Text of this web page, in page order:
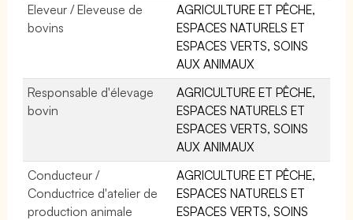
Eleveur / Eleveuse de
bovins
AGRICULTURE ET PÊCHE,
ESPACES NATURELS ET
ESPACES VERTS, SOINS
AUX ANIMAUX
Responsable d'élevage
bovin
AGRICULTURE ET PÊCHE,
ESPACES NATURELS ET
ESPACES VERTS, SOINS
AUX ANIMAUX
Conducteur /
Conductrice d'atelier de
production animale
AGRICULTURE ET PÊCHE,
ESPACES NATURELS ET
ESPACES VERTS, SOINS